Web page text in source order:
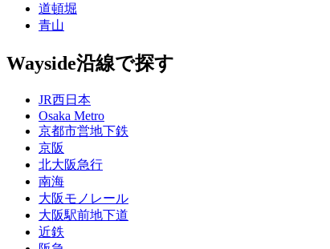
道頓堀
青山
Wayside沿線で探す
JR西日本
Osaka Metro
京都市営地下鉄
京阪
北大阪急行
南海
大阪モノレール
大阪駅前地下道
近鉄